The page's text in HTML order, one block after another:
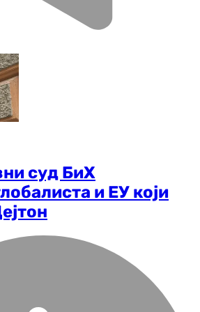
суд БиХ
и ЕУ који